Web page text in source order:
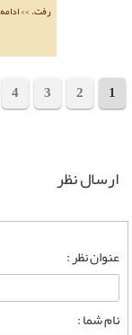
رفت. >>
1
2
3
4
ارسال نظر
عنوان نظر :
نام شما :